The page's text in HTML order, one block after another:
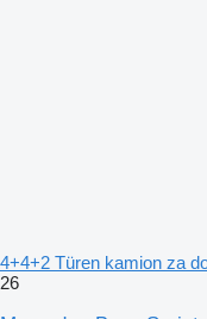
4+4+2 Türen kamion za
26